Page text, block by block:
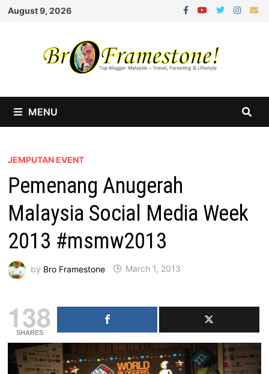
Skip
August 9, 2026
MENU
JEMPUTAN EVENT
Pemenang Anugerah
Malaysia Social Media Week
2013 #msmw2013
by Bro Framestone March 1, 2013
138
SHARES